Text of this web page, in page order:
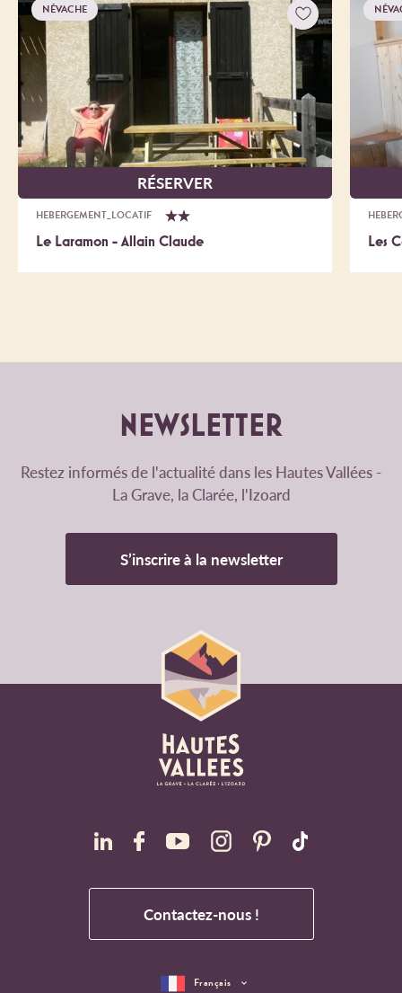
NÉVACHE
RÉSERVER
HEBERGEMENT_LOCATIF
Le Laramon - Allain Claude Les
NEWSLETTER
Restez informés de l'actualité dans les Hautes Vallées -
La Grave, la Clarée, l'Izoard
S’inscrire à la newsletter
Contactez-nous !
Français